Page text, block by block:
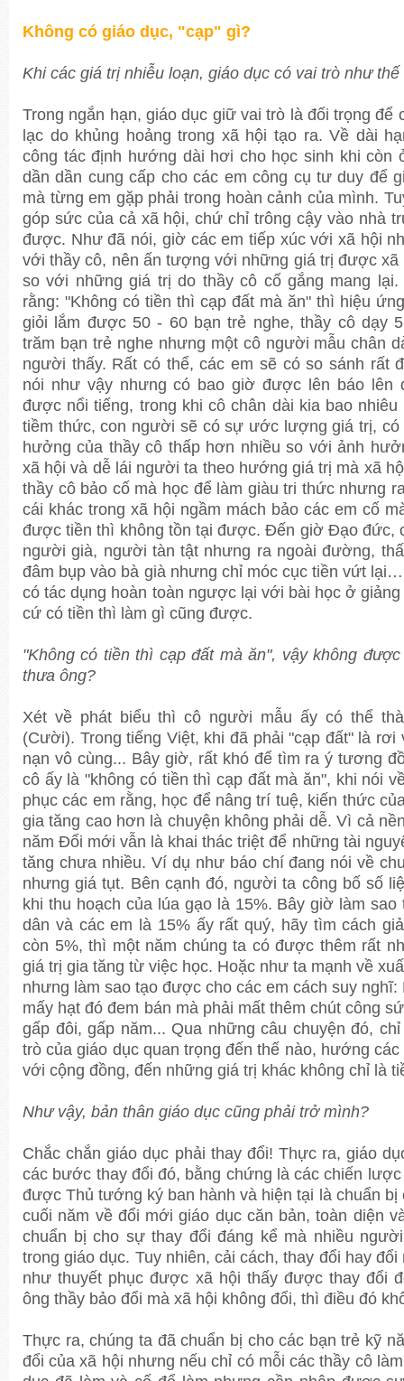
Không có giáo dục, "cạp" gì?
Khi các giá trị nhiễu loạn, giáo dục có vai trò như
Trong ngắn hạn, giáo dục giữ vai trò là đối trọng để
lạc do khủng hoảng trong xã hội tạo ra. Về dài
công tác định hướng dài hơi cho học sinh khi còn
dần dần cung cấp cho các em công cụ tư duy để
mà từng em gặp phải trong hoàn cảnh của mình.
góp sức của cả xã hội, chứ chỉ trông cậy vào nhà
được. Như đã nói, giờ các em tiếp xúc với xã hội
với thầy cô, nên ấn tượng với những giá trị được xã
so với những giá trị do thầy cô cố gắng mang
rằng: "Không có tiền thì cạp đất mà ăn" thì hiệu
giỏi lắm được 50 - 60 bạn trẻ nghe, thầy cô dạy
trăm bạn trẻ nghe nhưng một cô người mẫu chân
người thấy. Rất có thể, các em sẽ có so sánh rất
nói như vậy nhưng có bao giờ được lên báo lên
được nổi tiếng, trong khi cô chân dài kia bao
tiềm thức, con người sẽ có sự ước lượng giá trị, có
hưởng của thầy cô thấp hơn nhiều so với ảnh
xã hội và dễ lái người ta theo hướng giá trị mà xã
thầy cô bảo cố mà học để làm giàu tri thức nhưng
cái khác trong xã hội ngầm mách bảo các em cố
được tiền thì không tồn tại được. Đến giờ Đạo đức,
người già, người tàn tật nhưng ra ngoài đường,
đâm bụp vào bà già nhưng chỉ móc cục tiền vứt
có tác dụng hoàn toàn ngược lại với bài học ở
cứ có tiền thì làm gì cũng được.
"Không có tiền thì cạp đất mà ăn", vậy không
thưa ông?
Xét về phát biểu thì cô người mẫu ấy có thể
(Cười). Trong tiếng Việt, khi đã phải "cạp đất" là rơi
nạn vô cùng... Bây giờ, rất khó để tìm ra ý tương
cô ấy là "không có tiền thì cạp đất mà ăn", khi nói
phục các em rằng, học để nâng trí tuệ, kiến thức
gia tăng cao hơn là chuyện không phải dễ. Vì cả
năm Đổi mới vẫn là khai thác triệt để những tài
tăng chưa nhiều. Ví dụ như báo chí đang nói về
nhưng giá tụt. Bên cạnh đó, người ta công bố số
khi thu hoạch của lúa gạo là 15%. Bây giờ làm
dân và các em là 15% ấy rất quý, hãy tìm cách
còn 5%, thì một năm chúng ta có được thêm rất
giá trị gia tăng từ việc học. Hoặc như ta mạnh về
nhưng làm sao tạo được cho các em cách suy
mấy hạt đó đem bán mà phải mất thêm chút công
gấp đôi, gấp năm... Qua những câu chuyện đó,
trò của giáo dục quan trọng đến thế nào, hướng
với cộng đồng, đến những giá trị khác không chỉ là
Như vậy, bản thân giáo dục cũng phải trở mình?
Chắc chắn giáo dục phải thay đổi! Thực ra, giáo
các bước thay đổi đó, bằng chứng là các chiến
được Thủ tướng ký ban hành và hiện tại là chuẩn bị
cuối năm về đổi mới giáo dục căn bản, toàn diện
chuẩn bị cho sự thay đổi đáng kể mà nhiều
trong giáo dục. Tuy nhiên, cải cách, thay đổi hay
như thuyết phục được xã hội thấy được thay đổi
ông thầy bảo đổi mà xã hội không đổi, thì điều đó
Thực ra, chúng ta đã chuẩn bị cho các bạn trẻ kỹ
đổi của xã hội nhưng nếu chỉ có mỗi các thầy cô